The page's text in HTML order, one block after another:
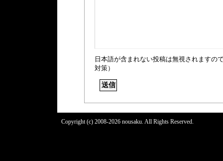
日本語が含まれない投稿は無視されますの
対策）
Copyright (c) 2008-2026 nousaku. All Rights Reserved.